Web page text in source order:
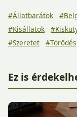
#Állatbarátok
#Kisállatok
#Szeretet
#Törődés
Ez is